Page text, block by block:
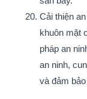
Cải thiện
khuôn mặt
pháp an
an ninh,
và đảm